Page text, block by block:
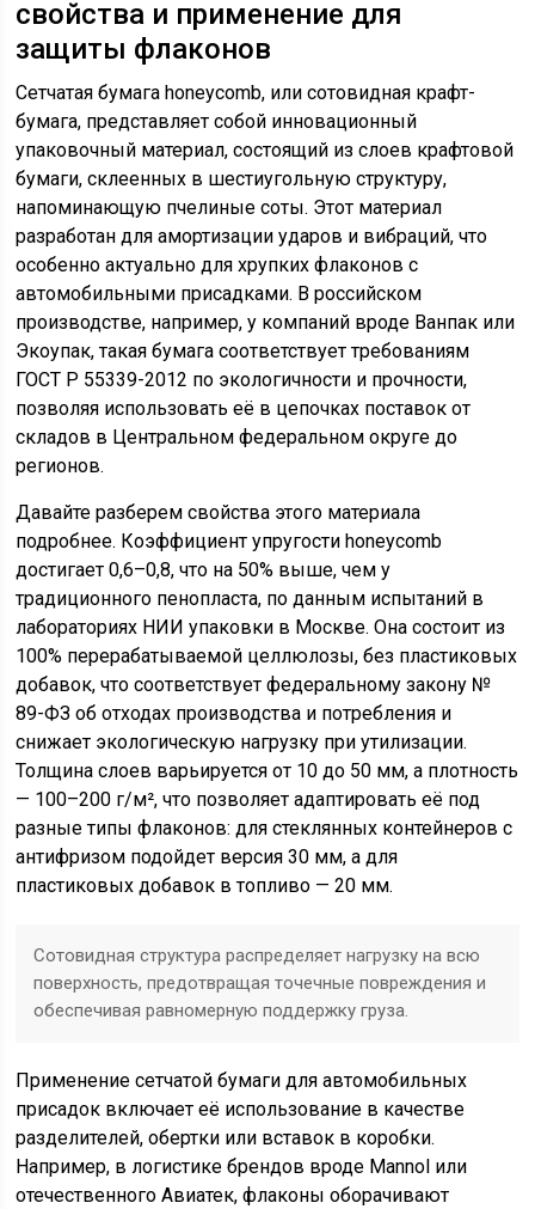
свойства и применение для
защиты флаконов
Сетчатая бумага honeycomb, или сотовидная крафт-
бумага, представляет собой инновационный
упаковочный материал, состоящий из слоев крафтовой
бумаги, склеенных в шестиугольную структуру,
напоминающую пчелиные соты. Этот материал
разработан для амортизации ударов и вибраций, что
особенно актуально для хрупких флаконов с
автомобильными присадками. В российском
производстве, например, у компаний вроде Ванпак или
Экоупак, такая бумага соответствует требованиям
ГОСТ Р 55339-2012 по экологичности и прочности,
позволяя использовать её в цепочках поставок от
складов в Центральном федеральном округе до
регионов.
Давайте разберем свойства этого материала
подробнее. Коэффициент упругости honeycomb
достигает 0,6–0,8, что на 50% выше, чем у
традиционного пенопласта, по данным испытаний в
лабораториях НИИ упаковки в Москве. Она состоит из
100% перерабатываемой целлюлозы, без пластиковых
добавок, что соответствует федеральному закону №
89-ФЗ об отходах производства и потребления и
снижает экологическую нагрузку при утилизации.
Толщина слоев варьируется от 10 до 50 мм, а плотность
— 100–200 г/м², что позволяет адаптировать её под
разные типы флаконов: для стеклянных контейнеров с
антифризом подойдет версия 30 мм, а для
пластиковых добавок в топливо — 20 мм.
Сотовидная структура распределяет нагрузку на всю
поверхность, предотвращая точечные повреждения и
обеспечивая равномерную поддержку груза.
Применение сетчатой бумаги для автомобильных
присадок включает её использование в качестве
разделителей, обертки или вставок в коробки.
Например, в логистике брендов вроде Mannol или
отечественного Авиатек, флаконы оборачивают